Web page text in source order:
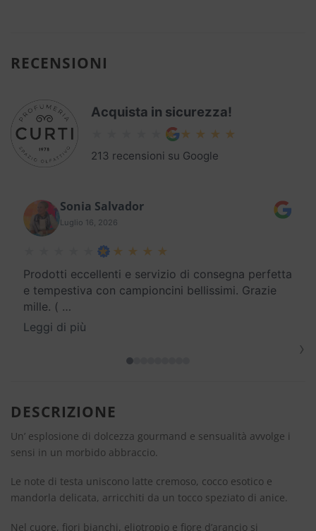
RECENSIONI
Acquista in sicurezza!
213 recensioni su Google
Sonia Salvador
Luglio 16, 2026
Prodotti eccellenti e servizio di consegna perfetta
e tempestiva con campioncini bellissimi. Grazie
mille. ( …
Leggi di più
›
DESCRIZIONE
Un’ esplosione di dolcezza gourmand e sensualità avvolge i
sensi in un morbido abbraccio.
Le note di testa uniscono latte cremoso, cocco esotico e
mandorla delicata, arricchiti da un tocco speziato di anice.
Nel cuore, fiori bianchi, eliotropio e fiore d’arancio si